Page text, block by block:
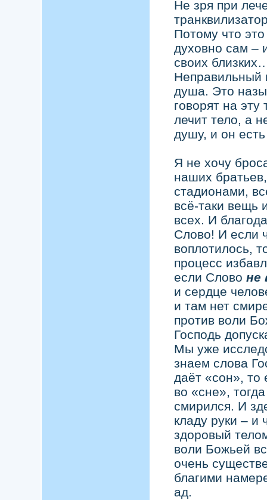
Не зря при
Потому что
духовно сам –
своих
Неправильный
душа. Это
говорят на
лечит тело, а
душу, и он
Я не хочу
наших
стадионами,
всё-таки вещь
всех. И
Слово! И если
воплотилось,
процесс
если Слово не
и сердце
и там нет
против воли
Господь
Мы уже
знаем слова
даёт «сон»,
во «сне»,
смирился. И
кладу руки – и
здоровый
воли Божьей
очень
благими
ад.